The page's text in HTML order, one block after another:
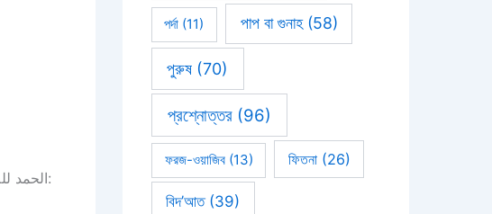
الحمد لله وحده، والصلاة والسلام على أشرف الأنبياء والمرسلين، نبينا محمد وعلى آله وأصحابه أجمعين، أما بعد:
পর্দা (11) পাপ বা গুনাহ(58)
পুরুষ (70)
প্রশ্নোত্তর(96)
ফরজ-ওয়াজিব(13) ফিতনা(26)
বিদ’আত(39)